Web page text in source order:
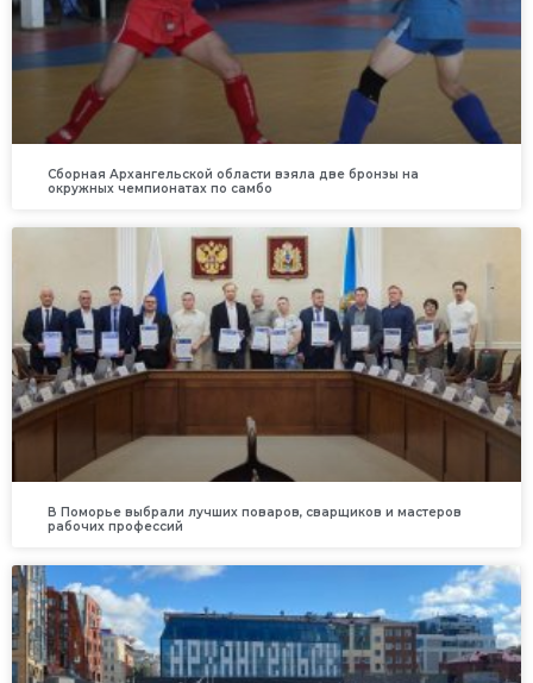
Сборная Архангельской области взяла две бронзы на
окружных чемпионатах по самбо
В Поморье выбрали лучших поваров, сварщиков и мастеров
рабочих профессий